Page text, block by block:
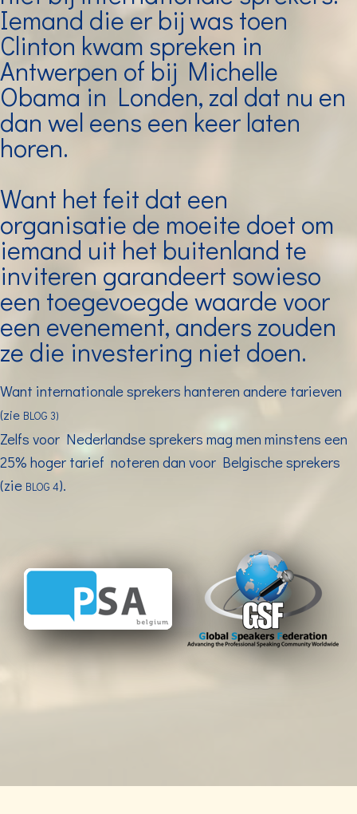
Iemand die er bij was toen
Clinton kwam spreken in
Antwerpen of bij Michelle
Obama in Londen, zal dat nu en
dan wel eens een keer laten
horen.
Want het feit dat een
organisatie de moeite doet om
iemand uit het buitenland te
inviteren garandeert sowieso
een toegevoegde waarde voor
een evenement, anders zouden
ze die investering niet doen.
Want internationale sprekers hanteren andere tarieven
(zie BLOG 3)
Zelfs voor Nederlandse sprekers mag men minstens een
25% hoger tarief noteren dan voor Belgische sprekers
(zie BLOG 4).